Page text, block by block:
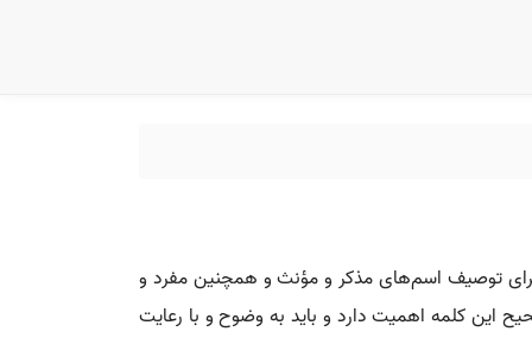
توصیف اسم‌های مذکر و مؤنث و همچنین مفرد و
این کلمه اهمیت دارد و باید به وضوح و با رعایت